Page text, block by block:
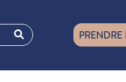
PRENDRE